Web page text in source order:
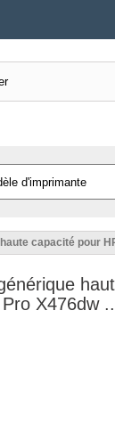
capacité pour
X476dw